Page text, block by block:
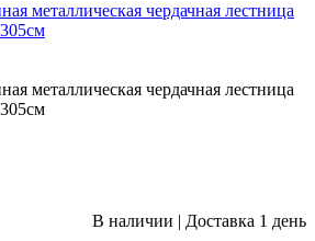
металлическая чердачная лестница
металлическая чердачная лестница
В наличии | Доставка 1 день